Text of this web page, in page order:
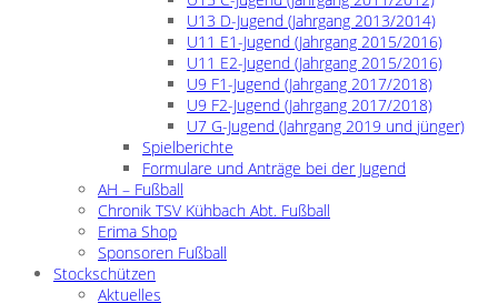
U13 D-Jugend (Jahrgang 2013/2014)
U11 E1-Jugend (Jahrgang 2015/2016)
U11 E2-Jugend (Jahrgang 2015/2016)
U9 F1-Jugend (Jahrgang 2017/2018)
U9 F2-Jugend (Jahrgang 2017/2018)
U7 G-Jugend (Jahrgang 2019 und jünger)
Spielberichte
Formulare und Anträge bei der Jugend
AH – Fußball
Chronik TSV Kühbach Abt. Fußball
Erima Shop
Sponsoren Fußball
Stockschützen
Aktuelles